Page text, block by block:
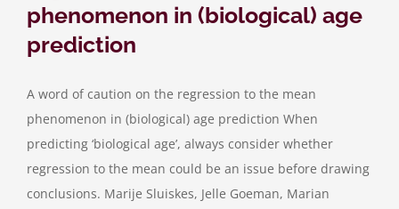
phenomenon in (biological) age
prediction
A word of caution on the regression to the mean
phenomenon in (biological) age prediction When
predicting ‘biological age’, always consider whether
regression to the mean could be an issue before drawing
conclusions. Marije Sluiskes, Jelle Goeman, Marian